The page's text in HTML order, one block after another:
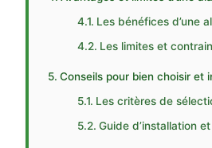
Les bénéfices d’une
Les limites et
Conseils pour bien choisir et
Les critères de
Guide d’installation